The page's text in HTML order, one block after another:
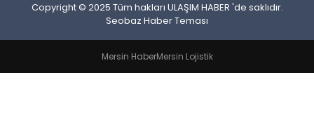
Copyright © 2025 Tüm hakları ULAŞIM HABER 'de saklıdır.
Seobaz Haber Teması
Mersin HaberMersin Lojistik